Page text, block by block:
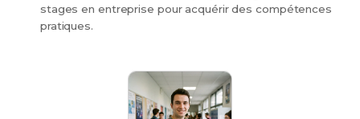
stages en entreprise pour acquérir des compétences
pratiques.